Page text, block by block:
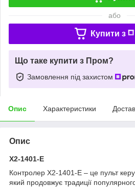
або
Купити з
Що таке купити з Пром?
Замовлення під захистом
Опис Характеристики
Опис
X2-1401-E
Контролер Х2-1401-E – це пульт
який продовжує традиції